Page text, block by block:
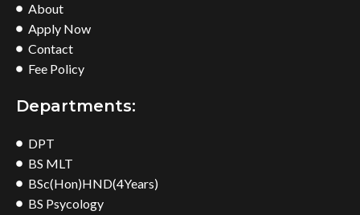
About
Apply Now
Contact
Fee Policy
Departments:
DPT
BS MLT
BSc(Hon)HND(4Years)
BS Psycology